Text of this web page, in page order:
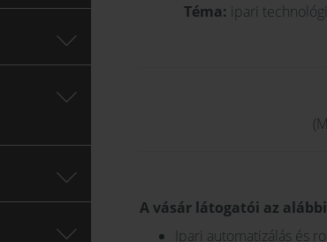
Téma: ipari
A vásár látogatói az
Ipari automatizálás és